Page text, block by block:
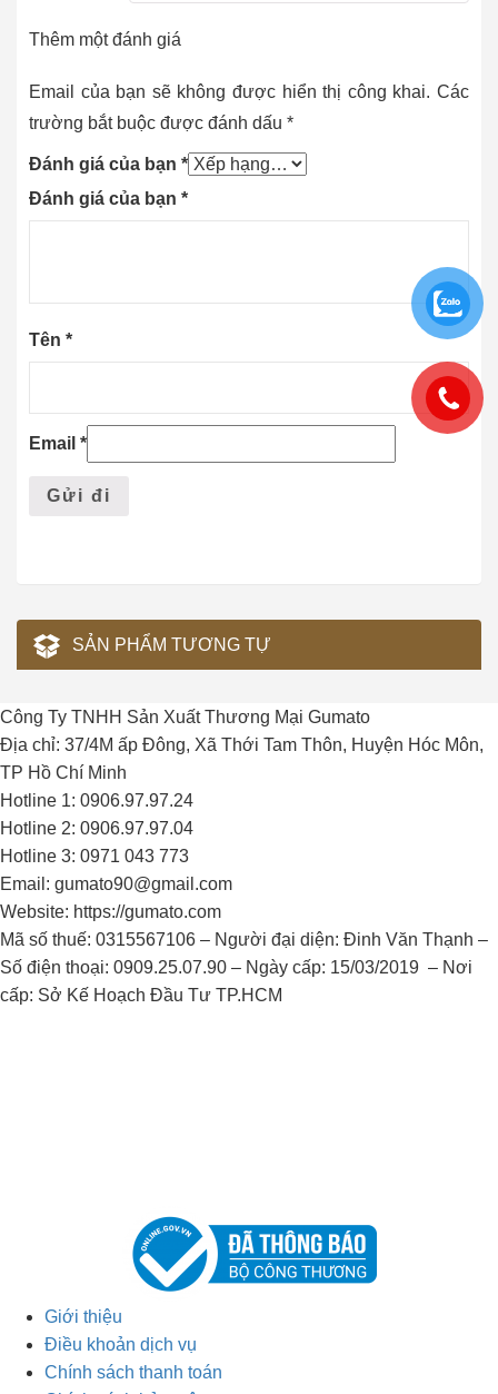
Thêm một đánh giá
Email của bạn sẽ không được hiển thị công khai. Các
trường bắt buộc được đánh dấu *
Đánh giá của bạn *
Đánh giá của bạn *
Tên *
Email *
SẢN PHẨM TƯƠNG TỰ
Công Ty TNHH Sản Xuất Thương Mại Gumato
Địa chỉ: 37/4M ấp Đông, Xã Thới Tam Thôn, Huyện Hóc Môn,
TP Hồ Chí Minh
Hotline 1: 0906.97.97.24
Hotline 2: 0906.97.97.04
Hotline 3: 0971 043 773
Email: gumato90@gmail.com
Website: https://gumato.com
Mã số thuế: 0315567106 – Người đại diện: Đinh Văn Thạnh –
Số điện thoại: 0909.25.07.90 – Ngày cấp: 15/03/2019 – Nơi
cấp: Sở Kế Hoạch Đầu Tư TP.HCM
Giới thiệu
Điều khoản dịch vụ
Chính sách thanh toán